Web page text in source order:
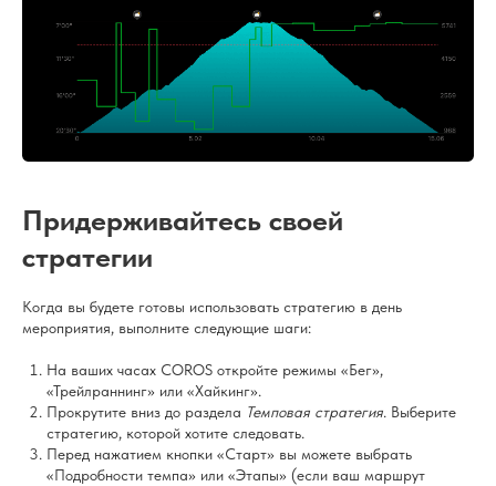
Придерживайтесь своей
стратегии
Когда вы будете готовы использовать стратегию в день
мероприятия, выполните следующие шаги:
На ваших часах COROS откройте режимы «Бег»,
«Трейлраннинг» или «Хайкинг».
Прокрутите вниз до раздела Темповая стратегия. Выберите
стратегию, которой хотите следовать.
Перед нажатием кнопки «Старт» вы можете выбрать
«Подробности темпа» или «Этапы» (если ваш маршрут